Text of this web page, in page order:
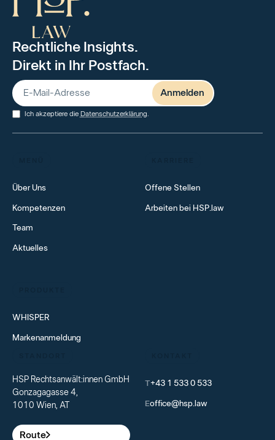
Rechtliche Insights.
Direkt in Ihr Postfach.
Ich akzeptiere die Datenschutzerklärung
Über Uns
Kompetenzen
Team
Aktuelles
Offene Stellen
Arbeiten bei HSP.law
WHISPER
Markenanmeldung
HSP Rechtsanwält:innen GmbH
Gonzagagasse 4,
1010 Wien, AT
Route
T+43 1 533 0 533
Eoffice@hsp.law